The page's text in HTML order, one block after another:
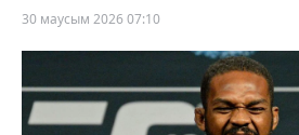
30 маусым 2026 07:10